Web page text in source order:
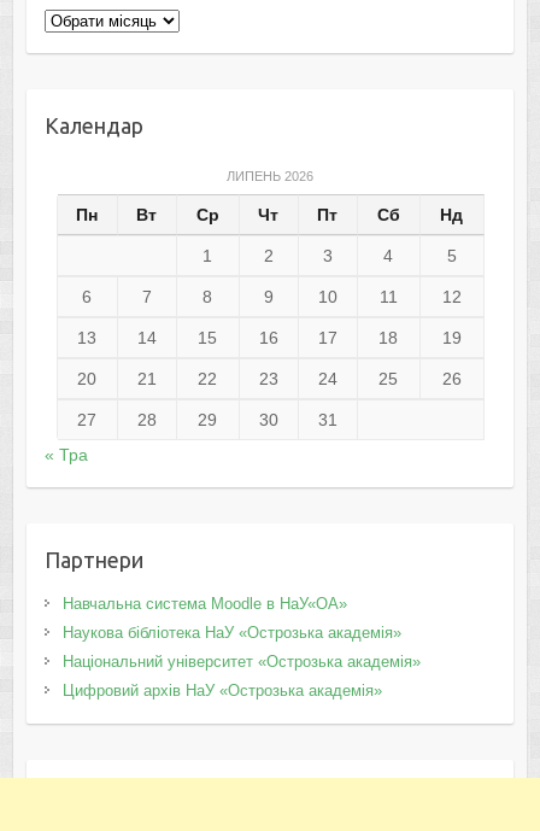
Архіви
Календар
ЛИПЕНЬ 2026
Пн Вт Ср Чт Пт Сб Нд
1 2 3 4 5
6 7 8 9 10 11 12
13 14 15 16 17 18 19
20 21 22 23 24 25 26
27 28 29 30
31
« Тра
Партнери
Навчальна система Moodle в НаУ«ОА»
Наукова бібліотека НаУ «Острозька академія»
Національний університет «Острозька академія»
Цифровий архів НаУ «Острозька академія»